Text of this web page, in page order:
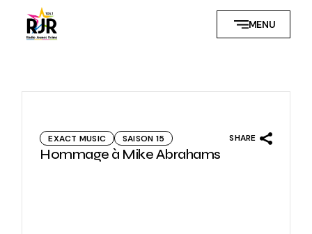
content
MENU
EXACT MUSIC SAISON 15
Hommage à Mike Abrahams
SHARE